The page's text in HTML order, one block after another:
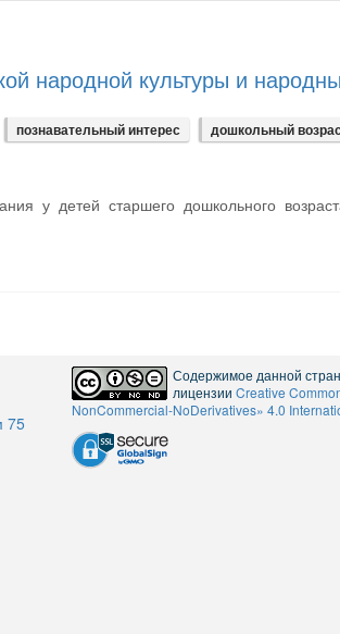
народной культуры и
познавательный интерес дошкольный
у детей старшего дошкольного
75
Содержимое данной
лицензии Creative
NonCommercial-NoDerivatives» 4.0